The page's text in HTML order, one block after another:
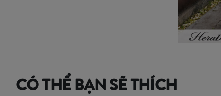
CÓ THỂ BẠN SẼ THÍCH